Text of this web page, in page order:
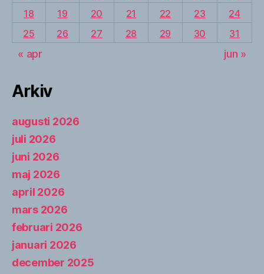
18
19 20 21 22 23
24
25
26 27 28 29 30 31
« apr jun »
Arkiv
augusti 2026
juli 2026
juni 2026
maj 2026
april 2026
mars 2026
februari 2026
januari 2026
december 2025